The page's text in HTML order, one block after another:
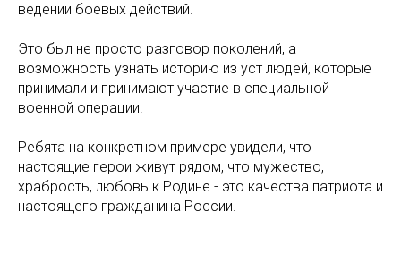
ведении боевых действий.
Это был не просто разговор поколений, а
возможность узнать историю из уст людей, которые
принимали и принимают участие в специальной
военной операции.
Ребята на конкретном примере увидели, что
настоящие герои живут рядом, что мужество,
храбрость, любовь к Родине - это качества патриота и
настоящего гражданина России.